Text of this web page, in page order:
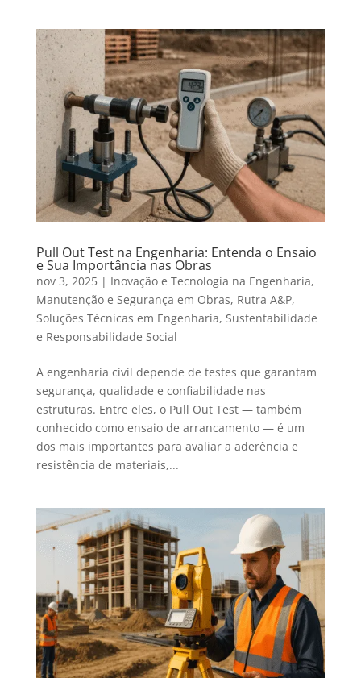
Pull Out Test na Engenharia: Entenda o Ensaio
e Sua Importância nas Obras
nov 3, 2025| Inovação e Tecnologia na Engenharia,
Manutenção e Segurança em Obras, Rutra A&P,
Soluções Técnicas em Engenharia, Sustentabilidade
e Responsabilidade Social
A engenharia civil depende de testes que garantam
segurança, qualidade e confiabilidade nas
estruturas. Entre eles, o Pull Out Test — também
conhecido como ensaio de arrancamento — é um
dos mais importantes para avaliar a aderência e
resistência de materiais,...